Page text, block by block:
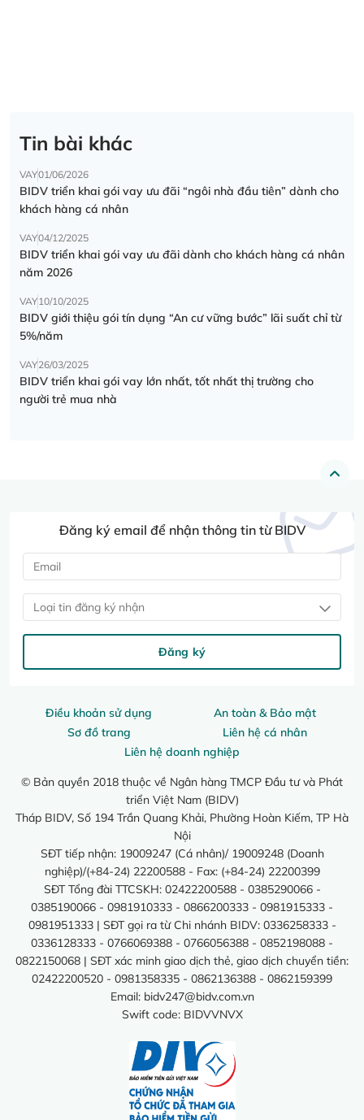
Tin bài khác
VAY01/06/2026
BIDV triển khai gói vay ưu đãi “ngôi nhà đầu tiên” dành cho
khách hàng cá nhân
VAY04/12/2025
BIDV triển khai gói vay ưu đãi dành cho khách hàng cá nhân
năm 2026
VAY10/10/2025
BIDV giới thiệu gói tín dụng “An cư vững bước” lãi suất chỉ từ
5%/năm
VAY26/03/2025
BIDV triển khai gói vay lớn nhất, tốt nhất thị trường cho
người trẻ mua nhà
Điều khoản sử dụng
An toàn & Bảo mật
Sơ đồ trang
Liên hệ cá nhân
Liên hệ doanh nghiệp
© Bản quyền 2018 thuộc về Ngân hàng TMCP Đầu tư và Phát
triển Việt Nam (BIDV)
Tháp BIDV, Số 194 Trần Quang Khải, Phường Hoàn Kiếm, TP Hà
Nội
SĐT tiếp nhận: 19009247 (Cá nhân)/ 19009248 (Doanh
nghiệp)/(+84-24) 22200588 - Fax: (+84-24) 22200399
SĐT Tổng đài TTCSKH: 02422200588 - 0385290066 -
0385190066 - 0981910333 - 0866200333 - 0981915333 -
0981951333 | SĐT gọi ra từ Chi nhánh BIDV: 0336258333 -
0336128333 - 0766069388 - 0766056388 - 0852198088 -
0822150068 | SĐT xác minh giao dịch thẻ, giao dịch chuyển tiền:
02422200520 - 0981358335 - 0862136388 - 0862159399
Email: bidv247@bidv.com.vn
Swift code: BIDVVNVX
Đăng ký email để nhận thông tin từ BIDV
Loại tin đăng ký nhận
Đăng ký